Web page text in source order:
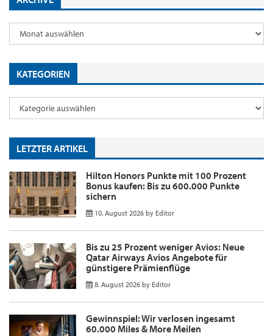
KATEGORIEN
LETZTER ARTIKEL
Hilton Honors Punkte mit 100 Prozent
Bonus kaufen: Bis zu 600.000 Punkte
sichern
10. August 2026 by Editor
Bis zu 25 Prozent weniger Avios: Neue
Qatar Airways Avios Angebote für
günstigere Prämienflüge
8. August 2026 by Editor
Gewinnspiel: Wir verlosen ingesamt
60.000 Miles & More Meilen